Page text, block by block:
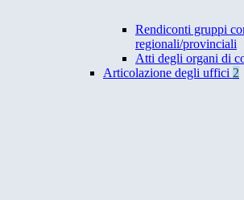
Rendiconti gruppi
regionali/provinciali
Atti degli organi di
Articolazione degli uffici 2